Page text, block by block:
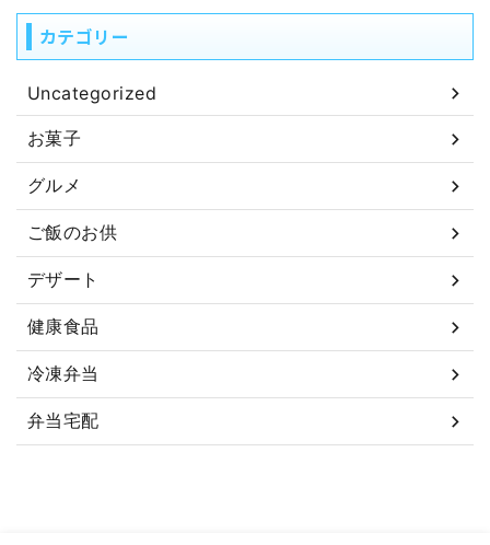
カテゴリー
Uncategorized
お菓子
グルメ
ご飯のお供
デザート
健康食品
冷凍弁当
弁当宅配